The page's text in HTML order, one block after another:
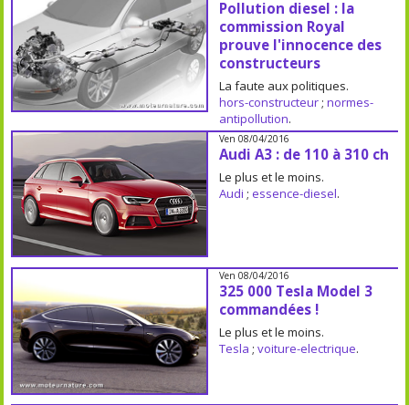
Pollution diesel : la
commission Royal
prouve l'innocence des
constructeurs
La faute aux politiques.
hors-constructeur; normes-
antipollution.
Ven 08/04/2016
Audi A3 : de 110 à 310 ch
Le plus et le moins.
Audi ; essence-diesel.
Ven 08/04/2016
325 000 Tesla Model 3
commandées !
Le plus et le moins.
Tesla ; voiture-electrique.